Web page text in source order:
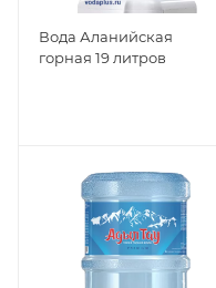
Вода Аланийская
горная 19 литров